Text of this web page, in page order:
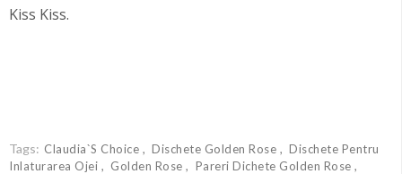
Kiss Kiss.
Tags: Claudia`s Choice Dischete Golden Rose
Dischete Pentru
Inlaturarea Ojei
Golden Rose
Pareri Dichete Golden Rose